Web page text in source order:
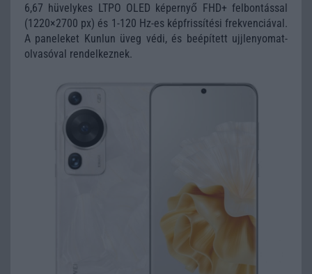
6,67 hüvelykes LTPO OLED képernyő FHD+ felbontással
(1220×2700 px) és 1-120 Hz-es képfrissítési frekvenciával.
A paneleket Kunlun üveg védi, és beépített ujjlenyomat-
olvasóval rendelkeznek.